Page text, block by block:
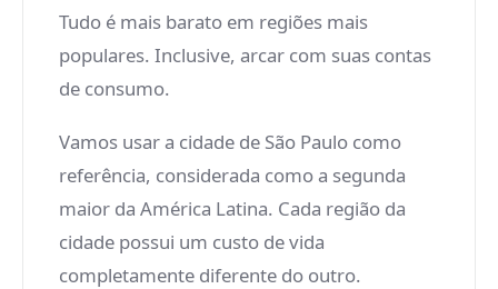
Tudo é mais barato em regiões mais
populares. Inclusive, arcar com suas contas
de consumo.
Vamos usar a cidade de São Paulo como
referência, considerada como a segunda
maior da América Latina. Cada região da
cidade possui um custo de vida
completamente diferente do outro.